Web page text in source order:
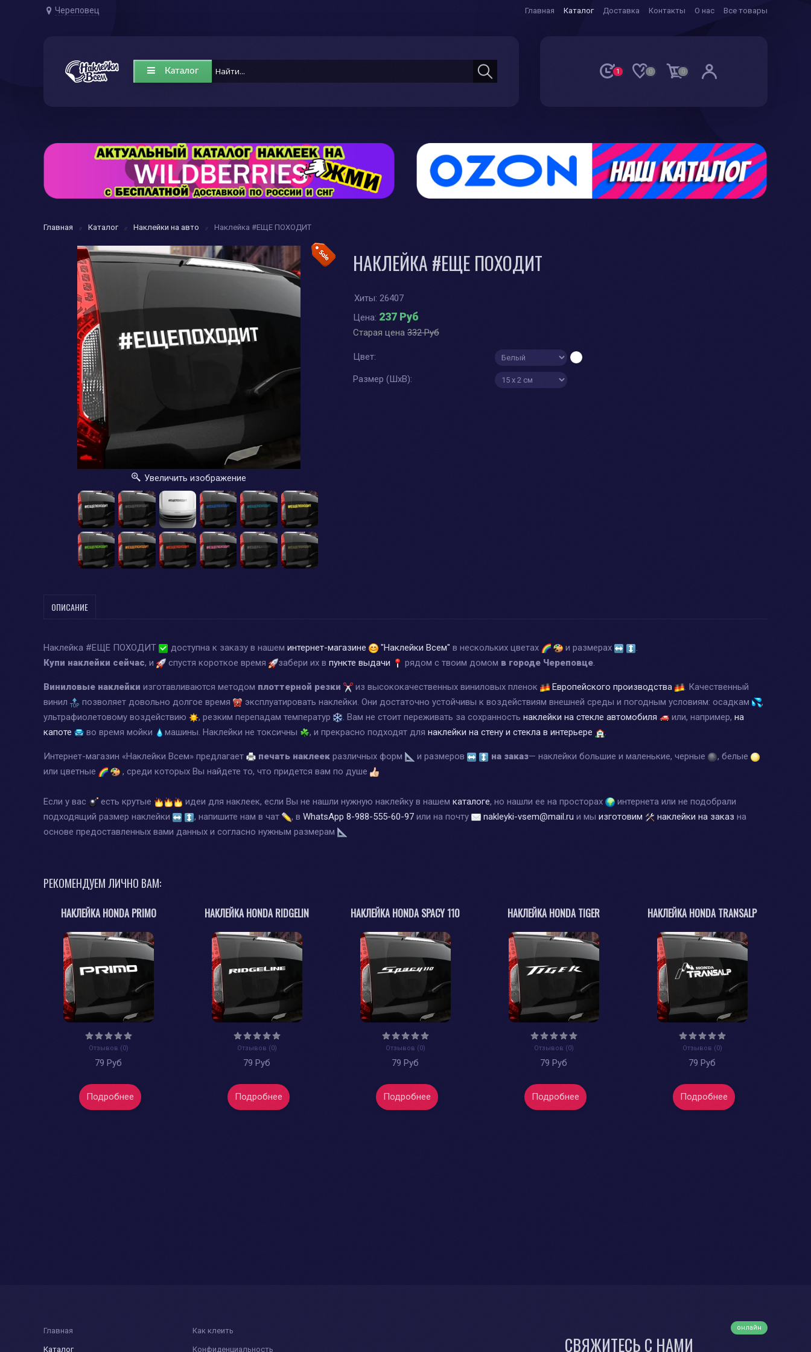
Череповец Главная Каталог Доставка Контакты О нас Все товары
Каталог 1 0 0
Главная Каталог Наклейки на авто Наклейка #ЕЩЕ ПОХОДИТ
Увеличить изображение
НАКЛЕЙКА #ЕЩЕ ПОХОДИТ
Хиты: 26407
Цена: 237 Руб
Старая цена332 Руб
Цвет:
Размер (ШхВ):
ОПИСАНИЕ
Наклейка #ЕЩЕ ПОХОДИТ доступна к заказу в нашем интернет-магазине "Наклейки Всем" в нескольких цветах и размерах
.
Купи наклейки сейчас, и спустя короткое время забери их в пункте выдачи рядом с твоим домом в городе Череповце.
Виниловые наклейки изготавливаются методом плоттерной резки из высококачественных виниловых пленок Европейского производства
. Качественный
винил
позволяет довольно долгое время эксплуатировать наклейки. Они достаточно устойчивы к воздействиям внешней среды и погодным условиям: осадкам
,
ультрафиолетовому воздействию
, резким перепадам температур . Вам не стоит переживать за сохранность наклейки на стекле автомобиля или, например, на
капоте
во время мойки машины. Наклейки не токсичны , и прекрасно подходят для наклейки на стену и стекла в интерьере .
Интернет-магазин «Наклейки Всем» предлагает печать наклеек различных форм и размеров на заказ— наклейки большие и маленькие, черные
, белые
или цветные
, среди которых Вы найдете то, что придется вам по душе
Если у вас есть крутые идеи для наклеек, если Вы не нашли нужную наклейку в нашем каталоге, но нашли ее на просторах
интернета или не подобрали
подходящий размер наклейки
, напишите нам в чат , в WhatsApp 8-988-555-60-97 или на почту nakleyki-vsem@mail.ru и мы изготовим наклейки на заказ на
основе предоставленных вами данных и согласно нужным размерам
РЕКОМЕНДУЕМ ЛИЧНО ВАМ:
НАКЛЕЙКА HONDA PRIMO
Отзывов (0)
79 Руб
Подробнее
НАКЛЕЙКА HONDA RIDGELIN
Отзывов (0)
79 Руб
Подробнее
НАКЛЕЙКА HONDA SPACY 110
Отзывов (0)
79 Руб
Подробнее
НАКЛЕЙКА HONDA TIGER
Отзывов (0)
79 Руб
Подробнее
НАКЛЕЙКА HONDA TRANSALP
Отзывов (0)
79 Руб
Подробнее
Главная
Каталог
Как клеить
Конфиденциальность
онлайн
СВЯЖИТЕСЬ С НАМИ